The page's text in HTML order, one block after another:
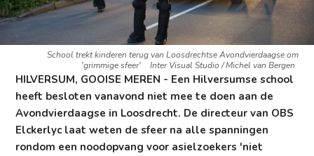
School trekt kinderen terug van Loosdrechtse Avondvierdaagse om
'grimmige sfeer'
Inter Visual Studio / Michel van Bergen
HILVERSUM, GOOISE MEREN - Een Hilversumse school
heeft besloten vanavond niet mee te doen aan de
Avondvierdaagse in Loosdrecht. De directeur van OBS
Elckerlyc laat weten de sfeer na alle spanningen
rondom een noodopvang voor asielzoekers 'niet